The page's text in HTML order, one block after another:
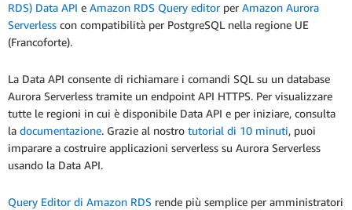
RDS) Data API e Amazon RDS Query editorper Amazon Aurora
Serverless con compatibilità per PostgreSQL nella regione UE
(Francoforte).
La Data API consente di richiamare i comandi SQL su un database
Aurora Serverless tramite un endpoint API HTTPS. Per visualizzare
tutte le regioni in cui è disponibile Data API e per iniziare, consulta
la documentazione. Grazie al nostro tutorial di 10 minuti, puoi
imparare a costruire applicazioni serverless su Aurora Serverless
usando la Data API.
Query Editor di Amazon RDS rende più semplice per amministratori